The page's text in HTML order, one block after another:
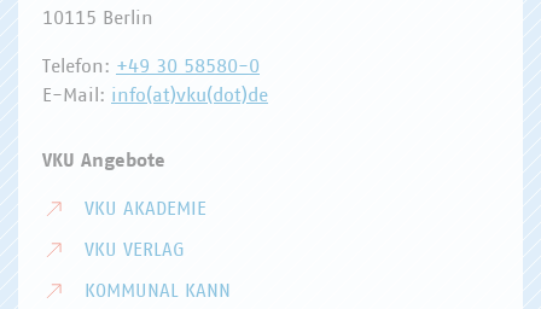
10115 Berlin
Telefon: +49 30 58580-0
E-Mail: info(at)vku(dot)de
VKU Angebote
VKU AKADEMIE
VKU VERLAG
KOMMUNAL KANN